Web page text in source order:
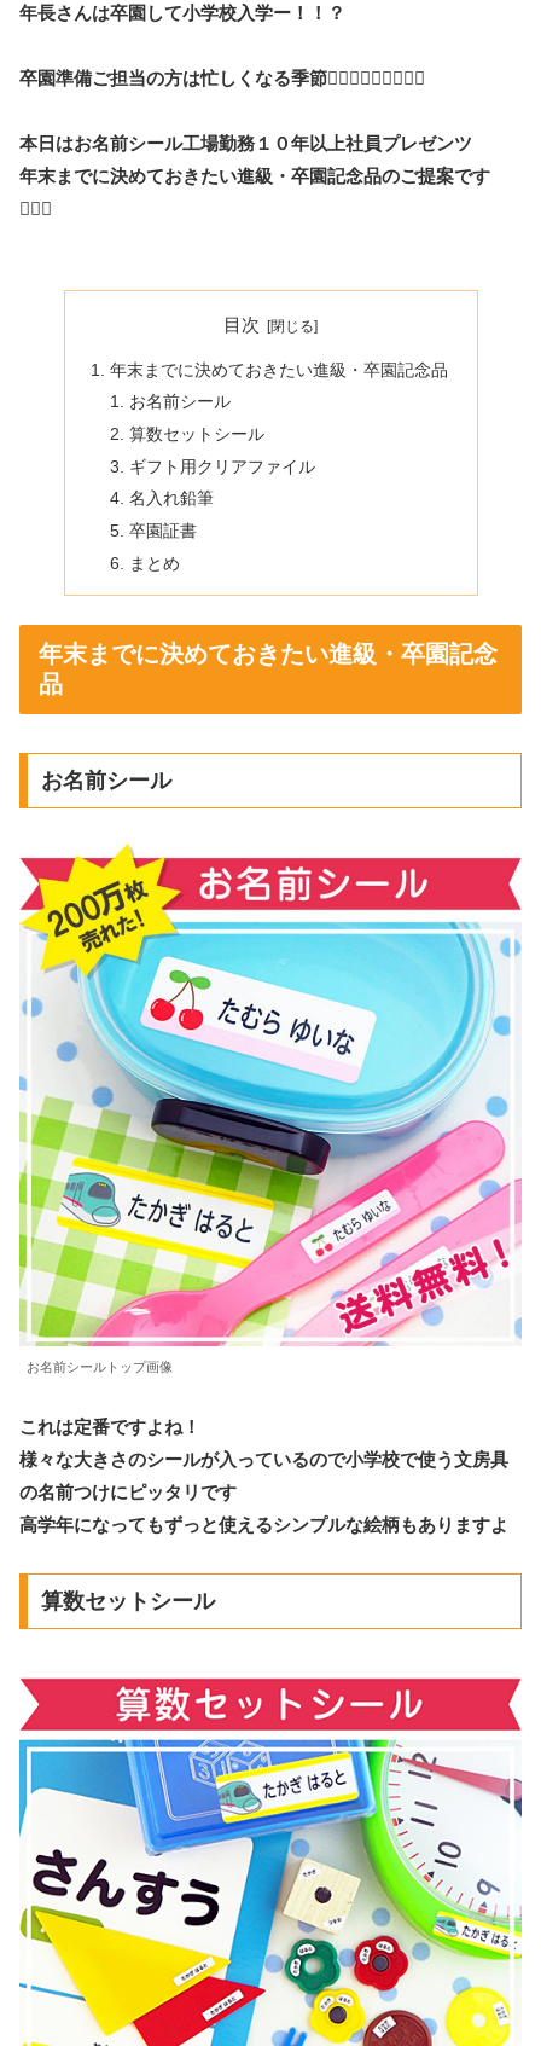
年長さんは卒園して小学校入学ー！！？
卒園準備ご担当の方は忙しくなる季節🏃🏻‍♀️🏃🏻‍♀️🏃🏻‍♀️
本日はお名前シール工場勤務１０年以上社員プレゼンツ
年末までに決めておきたい進級・卒園記念品のご提案です
🙋🏻‍♀️
目次
年末までに決めておきたい進級・卒園記念品
お名前シール
算数セットシール
ギフト用クリアファイル
名入れ鉛筆
卒園証書
まとめ
年末までに決めておきたい進級・卒園記念
品
お名前シール
お名前シールトップ画像
これは定番ですよね！
様々な大きさのシールが入っているので小学校で使う文房具
の名前つけにピッタリです
高学年になってもずっと使えるシンプルな絵柄もありますよ
算数セットシール